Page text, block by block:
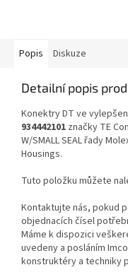
Popis Diskuze
Detailní popis
Konektry DT ve
934442101 značky TE
W/SMALL SEAL řady
Housings.
Tuto položku můžete
Kontaktujte nás, pokud
objednacích čísel
Máme k dispozici
uvedeny a posláním
konstruktéry a techniky